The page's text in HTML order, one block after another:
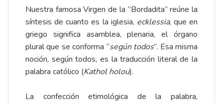
Nuestra famosa Virgen de la “Bordadita” reúne la
síntesis de cuanto es la iglesia, ecklessia, que en
griego significa asamblea, plenaria, el órgano
plural que se conforma “según todos”. Esa misma
noción, según todos, es la traducción literal de la
palabra católico (Kathol holou).
La confección etimológica de la palabra,